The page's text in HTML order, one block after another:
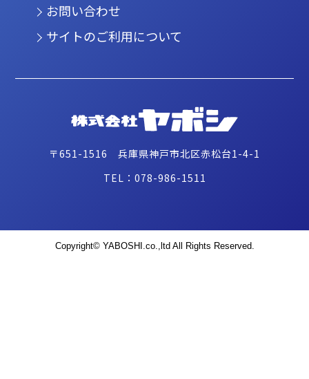
お問い合わせ
サイトのご利用について
〒651-1516 兵庫県神戸市北区赤松台1-4-1
TEL：078-986-1511
Copyright© YABOSHI.co.,ltd All Rights Reserved.